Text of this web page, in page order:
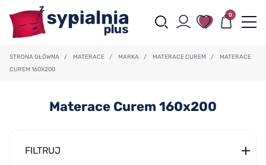
0
STRONA GŁÓWNA / MATERACE / MARKA / MATERACE CUREM /
MATERACE
CUREM 160X200
Materace Curem 160x200
FILTRUJ